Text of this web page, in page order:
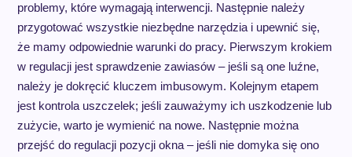
problemy, które wymagają interwencji. Następnie należy
przygotować wszystkie niezbędne narzędzia i upewnić się,
że mamy odpowiednie warunki do pracy. Pierwszym krokiem
w regulacji jest sprawdzenie zawiasów – jeśli są one luźne,
należy je dokręcić kluczem imbusowym. Kolejnym etapem
jest kontrola uszczelek; jeśli zauważymy ich uszkodzenie lub
zużycie, warto je wymienić na nowe. Następnie można
przejść do regulacji pozycji okna – jeśli nie domyka się ono